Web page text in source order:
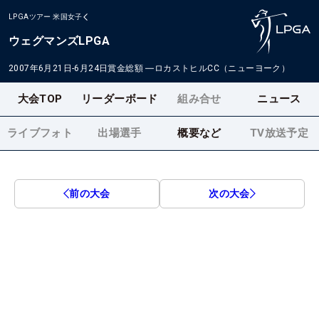
LPGAツアー 米国女子
ウェグマンズLPGA
2007年6月21日-6月24日賞金総額 ― ロカストヒルCC（ニューヨーク）
大会TOP リーダーボード 組み合せ ニュース
ライブフォト 出場選手 概要など TV放送予定
前の大会 次の大会